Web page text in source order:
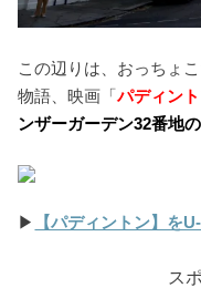
この辺りは、おっちょ
物語、映画「パディン
ンザーガーデン32番地
▶︎ 【パディントン】を
ス